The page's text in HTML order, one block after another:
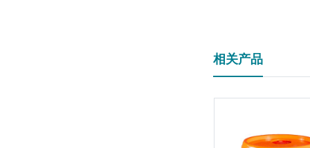
相关产品